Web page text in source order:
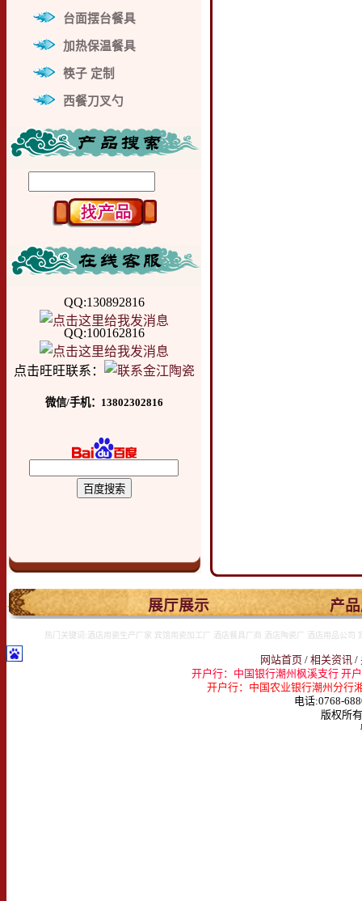
台面摆台餐具
加热保温餐具
筷子 定制
西餐刀叉勺
QQ:130892816
QQ:100162816
点击旺旺联系：
微信/手机：13802302816
. 展厅展示 产
热门关键词:酒店用瓷生产厂家 宾馆用瓷加工厂 酒店餐具厂商 酒店陶瓷厂 酒店用品公
网站首页/ 相关资讯/
开户行：中国银行潮州枫溪支行 开
开户行：中国农业银行潮州分行
电话:0768-
版权所